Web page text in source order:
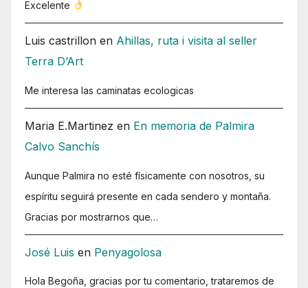
Excelente
Luis castrillon en Ahillas, ruta i visita al seller
Terra D’Art
Me interesa las caminatas ecologicas
Maria E.Martinez en En memoria de Palmira
Calvo Sanchís
Aunque Palmira no esté físicamente con nosotros, su
espíritu seguirá presente en cada sendero y montaña.
Gracias por mostrarnos que…
José Luis en Penyagolosa
Hola Begoña, gracias por tu comentario, trataremos de